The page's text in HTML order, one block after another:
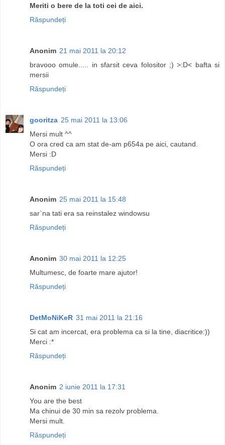
Meriti o bere de la toti cei de aici.
Răspundeți
Anonim 21 mai 2011 la 20:12
bravooo omule..... in sfarsit ceva folositor ;) >:D< bafta si
mersii
Răspundeți
gooritza 25 mai 2011 la 13:06
Mersi mult ^^
O ora cred ca am stat de-am p654a pe aici, cautand.
Mersi :D
Răspundeți
Anonim 25 mai 2011 la 15:48
sar`na tati era sa reinstalez windowsu
Răspundeți
Anonim 30 mai 2011 la 12:25
Multumesc, de foarte mare ajutor!
Răspundeți
DetMoNiKeR 31 mai 2011 la 21:16
Si cat am incercat, era problema ca si la tine, diacritice:))
Merci :*
Răspundeți
Anonim 2 iunie 2011 la 17:31
You are the best
Ma chinui de 30 min sa rezolv problema.
Mersi mult.
Răspundeți